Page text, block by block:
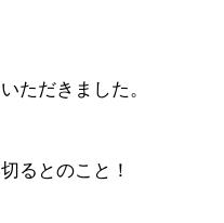
ただきました。
るとのこと！